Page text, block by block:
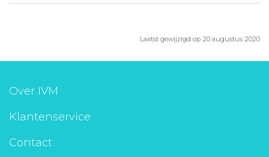
Laatst gewijzigd op 20 augustus 2020
Over IVM
Klantenservice
Contact